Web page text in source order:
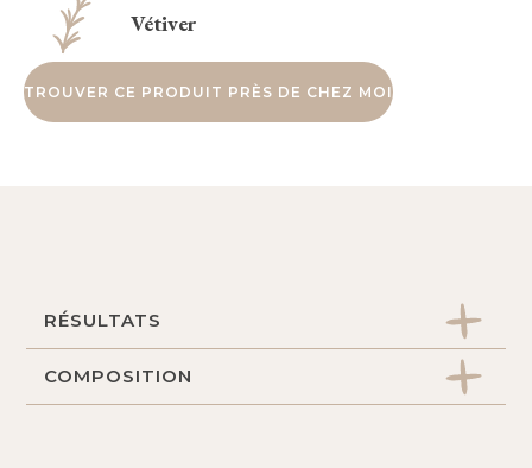
Vétiver
TROUVER CE PRODUIT PRÈS DE CHEZ MOI
RÉSULTATS
COMPOSITION